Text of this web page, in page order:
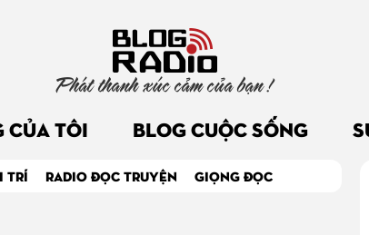
Phát thanh xúc cảm của bạn !
CỦA TÔI BLOG CUỘC SỐNG
TRÍ RADIO ĐỌC TRUYỆN GIỌNG ĐỌC